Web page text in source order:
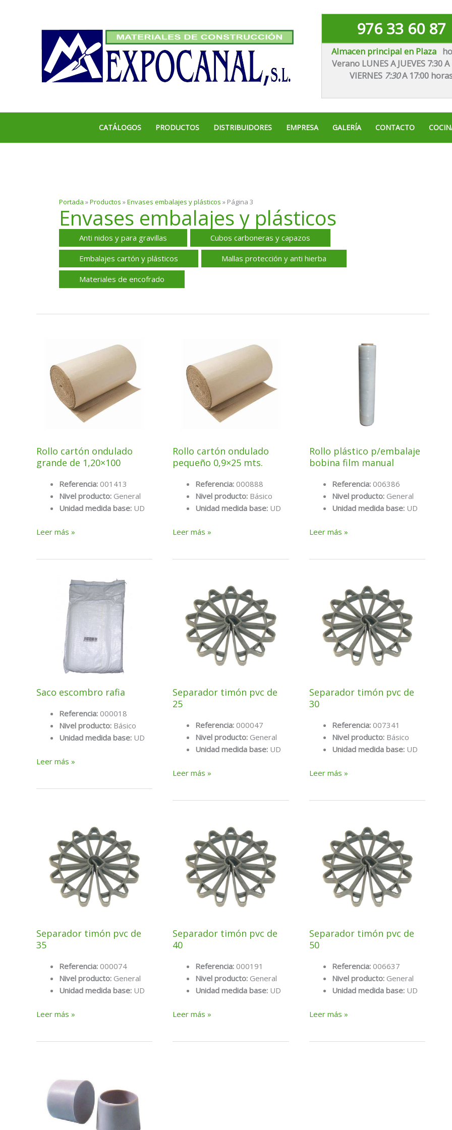
976 33 60 87
Almacen principal en Plaza
Verano LUNES A JUEVES 7:30 A
VIERNES 7:30A 17:00
CATÁLOGOS PRODUCTOS DISTRIBUIDORES EMPRESA GALERÍA CONTACTO
Portada »Productos »Envases embalajes y plásticos » Página 3
Envases embalajes y plásticos
Anti nidos y para gravillas Cubos carboneras y capazos
Embalajes cartón y plásticos Mallas protección y anti hierba
Materiales de encofrado
Rollo cartón ondulado
grande de 1,20×100
Referencia: 001413
Nivel producto: General
Unidad medida base: UD
Rollo
1,20×100
Leer más »
Rollo cartón ondulado
pequeño 0,9×25 mts.
Referencia:000888
Nivel producto: Básico
Unidad medida base: UD
Rollo
Leer más »
Rollo plástico p/embalaje
bobina film manual
Referencia: 006386
Nivel producto: General
Unidad medida base: UD
Rollo
Leer más »
Saco escombro rafia
Referencia: 000018
Nivel producto: Básico
Unidad medida base: UD
Saco
Leer más »
Separador timón pvc de
25
Referencia:000047
Nivel producto: General
Unidad medida base: UD
Separador
Leer más »
Separador timón pvc de
30
Referencia: 007341
Nivel producto: Básico
Unidad medida base: UD
Separador
Leer más »
Separador timón pvc de
35
Referencia: 000074
Nivel producto: General
Unidad medida base: UD
Separador
Leer más »
Separador timón pvc de
40
Referencia:000191
Nivel producto: General
Unidad medida base: UD
Separador
Leer más »
Separador timón pvc de
50
Referencia: 006637
Nivel producto: General
Unidad medida base: UD
Separador
Leer más »